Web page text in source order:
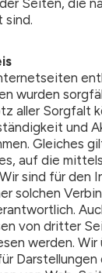
sind.
wurden
aller Sorgfalt
und
Gleiches
auf die
sind für den
solchen
von dritter
werden. Wir
Darstellungen